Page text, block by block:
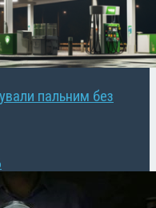
пальним без